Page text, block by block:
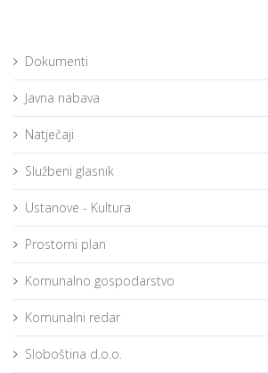
Dokumenti
Javna nabava
Natječaji
Službeni glasnik
Ustanove - Kultura
Prostorni plan
Komunalno gospodarstvo
Komunalni redar
Sloboština d.o.o.